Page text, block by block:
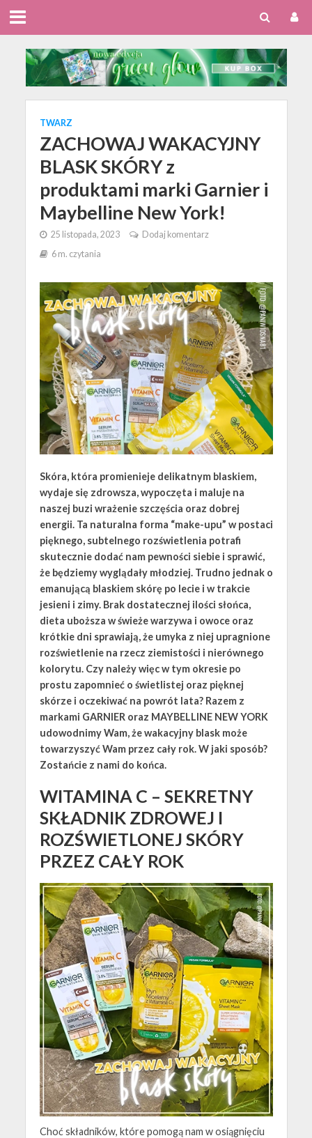
TWARZ
ZACHOWAJ WAKACYJNY
BLASK SKÓRY z
produktami marki Garnier i
Maybelline New York!
25 listopada, 2023
Dodaj komentarz
6 m. czytania
Skóra, która promienieje delikatnym blaskiem,
wydaje się zdrowsza, wypoczęta i maluje na
naszej buzi wrażenie szczęścia oraz dobrej
energii. Ta naturalna forma “make-upu” w postaci
pięknego, subtelnego rozświetlenia potrafi
skutecznie dodać nam pewności siebie i sprawić,
że będziemy wyglądały młodziej. Trudno jednak o
emanującą blaskiem skórę po lecie i w trakcie
jesieni i zimy. Brak dostatecznej ilości słońca,
dieta uboższa w świeże warzywa i owoce oraz
krótkie dni sprawiają, że umyka z niej upragnione
rozświetlenie na rzecz ziemistości i nierównego
kolorytu. Czy należy więc w tym okresie po
prostu zapomnieć o świetlistej oraz pięknej
skórze i oczekiwać na powrót lata? Razem z
markami GARNIER oraz MAYBELLINE NEW YORK
udowodnimy Wam, że wakacyjny blask może
towarzyszyć Wam przez cały rok. W jaki sposób?
Zostańcie z nami do końca.
WITAMINA C – SEKRETNY
SKŁADNIK ZDROWEJ I
ROZŚWIETLONEJ SKÓRY
PRZEZ CAŁY ROK
Choć składników, które pomogą nam w osiągnięciu